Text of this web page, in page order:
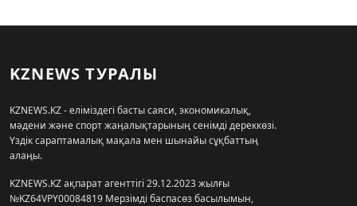
KZNEWS ТУРАЛЫ
KZNEWS.KZ - еліміздегі басты саяси, экономикалық,
мәдени және спорт жаңалықтарының сенімді дереккөзі.
Үздік сараптамалық мақала мен шынайы сұқбаттың
алаңы.
KZNEWS.KZ ақпарат агенттігі 29.12.2023 жылғы
№KZ64VPY00084819 Мерзімді баспасөз басылымын,